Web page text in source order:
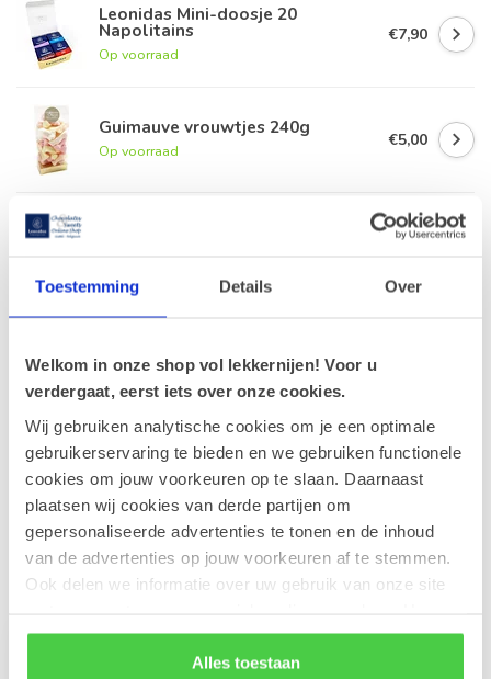
Toestemming Details Over
Welkom in onze shop vol lekkernijen! Voor u
verdergaat, eerst iets over onze cookies.
Wij gebruiken analytische cookies om je een optimale
gebruikerservaring te bieden en we gebruiken functionele
cookies om jouw voorkeuren op te slaan. Daarnaast
plaatsen wij cookies van derde partijen om
gepersonaliseerde advertenties te tonen en de inhoud
van de advertenties op jouw voorkeuren af te stemmen.
Ook delen we informatie over uw gebruik van onze site
rekening mee dat als je bepaalde cookies blokkeert, het
de correcte werking van de website kan verstoren.
Alles toestaan
Leonidas Mini-doosje 20
Napolitains
Op voorraad
€7,90
Guimauve vrouwtjes 240g
Op voorraad
€5,00
€7,10
Op voorraad
Geldhof Zakje 15 Cuberdons
Op voorraad
€8,50
Recent bekeken